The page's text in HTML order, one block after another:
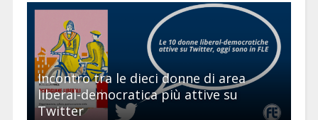
Incontro tra le dieci donne di area
liberal-democratica più attive su
Twitter